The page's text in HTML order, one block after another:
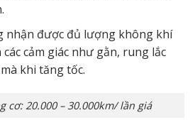
nhận được đủ lượng không khí
cảm giác như gằn, rung lắc
khi tăng tốc.
cơ: 20.000 – 30.000km/ lần giá